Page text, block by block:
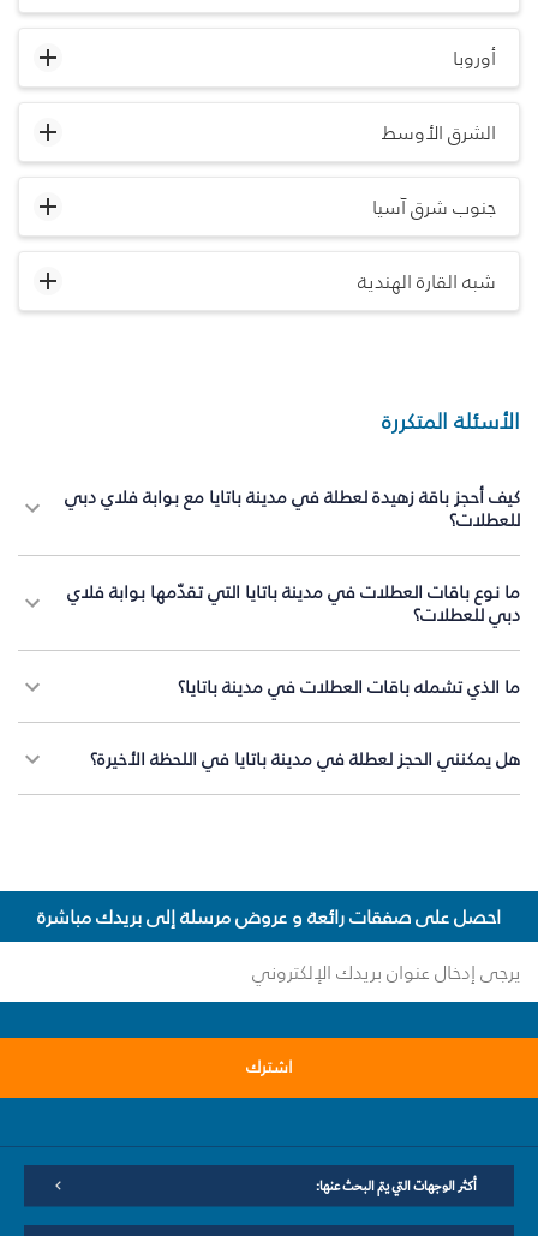
أوروبا
الشرق الأوسط
جنوب شرق آسيا
شبه القارة الهندية
الأسئلة المتكررة
كيف أحجز باقة زهيدة لعطلة في مدينة باتايا مع بوابة فلاي دبي
للعطلات؟
ما نوع باقات العطلات في مدينة باتايا التي تقدّمها بوابة فلاي
دبي للعطلات؟
ما الذي تشمله باقات العطلات في مدينة باتايا؟
هل يمكنني الحجز لعطلة في مدينة باتايا في اللحظة الأخيرة؟
احصل على صفقات رائعة و عروض مرسلة إلى بريدك مباشرة
اشترك
أكثر الوجهات التي يتم البحث عنها: